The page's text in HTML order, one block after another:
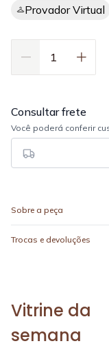
Provador Virtual
Sobre a peça
Trocas e devoluções
Vitrine da
semana